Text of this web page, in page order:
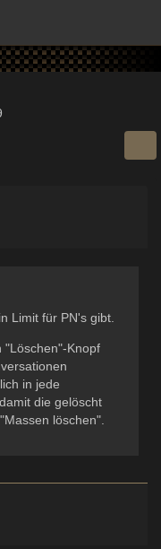
Limit für PN's gibt.
"Löschen"-Knopf
in jede
die gelöscht
löschen".